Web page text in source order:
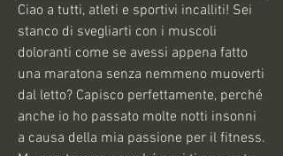
Ciao a tutti, atleti e sportivi incalliti! Sei
stanco di svegliarti con i muscoli
doloranti come se avessi appena fatto
una maratona senza nemmeno muoverti
dal letto? Capisco perfettamente, perché
anche io ho passato molte notti insonni
a causa della mia passione per il fitness.